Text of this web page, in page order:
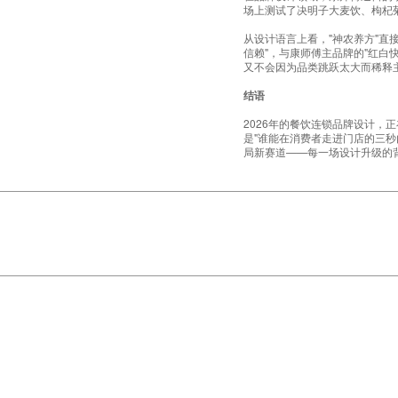
场上测试了决明子大麦饮、枸
从设计语言上看，"神农养方"
信赖"，与康师傅主品牌的"红白
又不会因为品类跳跃太大而稀释
结语
2026年的餐饮连锁品牌设计，
是"谁能在消费者走进门店的三
局新赛道——每一场设计升级的